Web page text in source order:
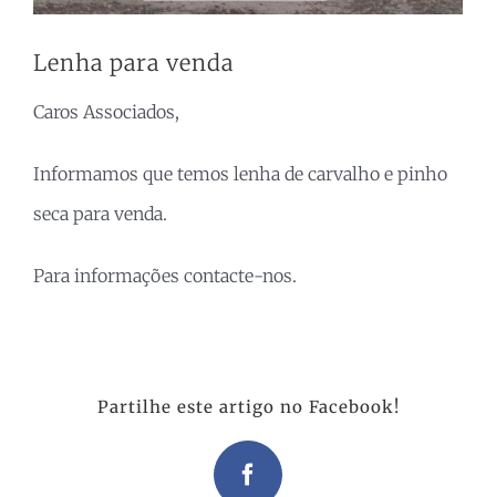
Lenha para venda
Caros Associados,
Informamos que temos lenha de carvalho e pinho
seca para venda.
Para informações contacte-nos.
Partilhe este artigo no Facebook!
Facebook